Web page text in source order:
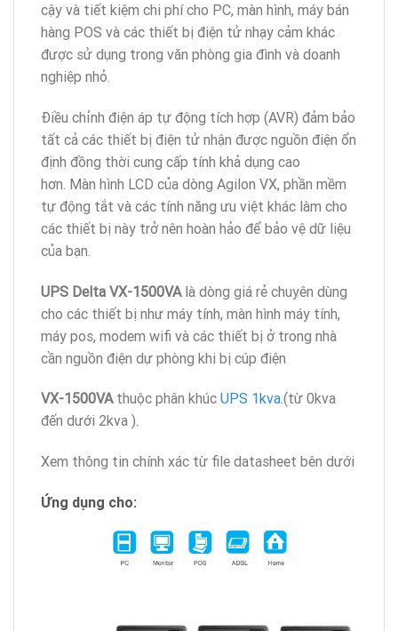
cậy và tiết kiệm chi phí cho PC, màn hình, máy bán
hàng POS và các thiết bị điện tử nhạy cảm khác
được sử dụng trong văn phòng gia đình và doanh
nghiệp nhỏ.
Điều chỉnh điện áp tự động tích hợp (AVR) đảm bảo
tất cả các thiết bị điện tử nhận được nguồn điện ổn
định đồng thời cung cấp tính khả dụng cao
hơn. Màn hình LCD của dòng Agilon VX, phần mềm
tự động tắt và các tính năng ưu việt khác làm cho
các thiết bị này trở nên hoàn hảo để bảo vệ dữ liệu
của bạn.
UPS Delta VX-1500VAlà dòng giá rẻ chuyên dùng
cho các thiết bị như máy tính, màn hình máy tính,
máy pos, modem wifi và các thiết bị ở trong nhà
cần nguồn điện dự phòng khi bị cúp điện
VX-1500VAthuộc phân khúc UPS 1kva.(từ 0kva
đến dưới 2kva ).
Xem thông tin chính xác từ file datasheet bên dưới
Ứng dụng cho: